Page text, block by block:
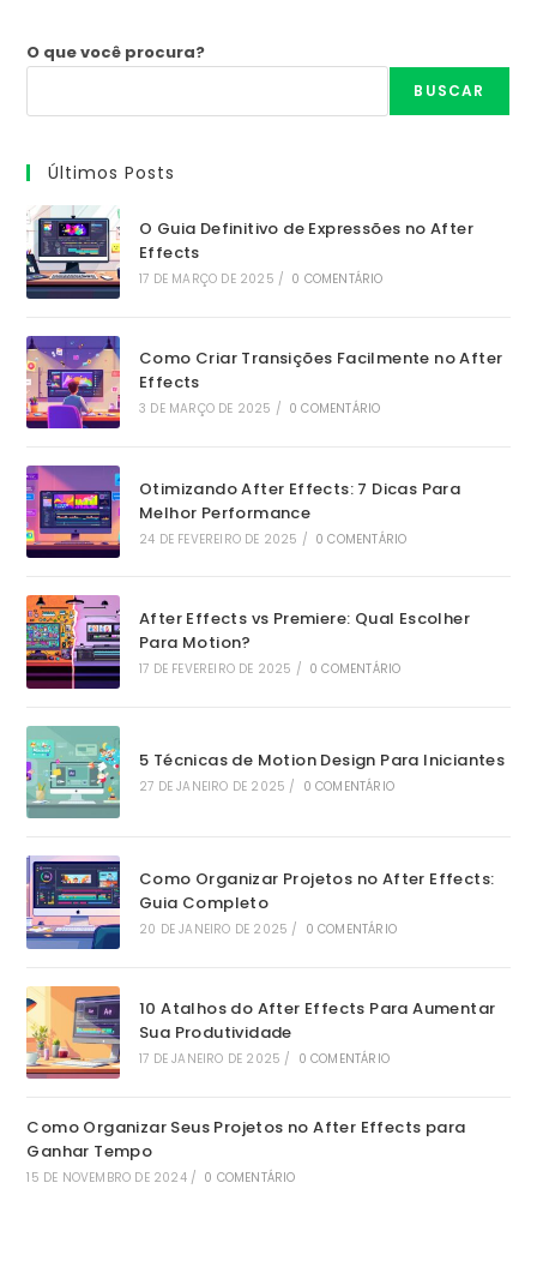
O que você procura?
BUSCAR
Últimos Posts
O Guia Definitivo de Expressões no After
Effects
17 DE MARÇO DE 2025 / 0 COMENTÁRIO
Como Criar Transições Facilmente no After
Effects
3 DE MARÇO DE 2025 / 0 COMENTÁRIO
Otimizando After Effects: 7 Dicas Para
Melhor Performance
24 DE FEVEREIRO DE 2025 / 0 COMENTÁRIO
After Effects vs Premiere: Qual Escolher
Para Motion?
17 DE FEVEREIRO DE 2025 / 0 COMENTÁRIO
5 Técnicas de Motion Design Para Iniciantes
27 DE JANEIRO DE 2025 / 0 COMENTÁRIO
Como Organizar Projetos no After Effects:
Guia Completo
20 DE JANEIRO DE 2025 / 0 COMENTÁRIO
10 Atalhos do After Effects Para Aumentar
Sua Produtividade
17 DE JANEIRO DE 2025 / 0 COMENTÁRIO
Como Organizar Seus Projetos no After Effects para
Ganhar Tempo
15 DE NOVEMBRO DE 2024 / 0 COMENTÁRIO